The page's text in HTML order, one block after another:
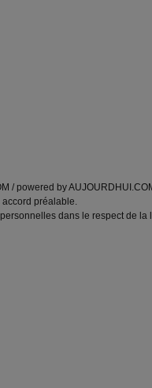
/ powered by
préalable.
dans le respect de